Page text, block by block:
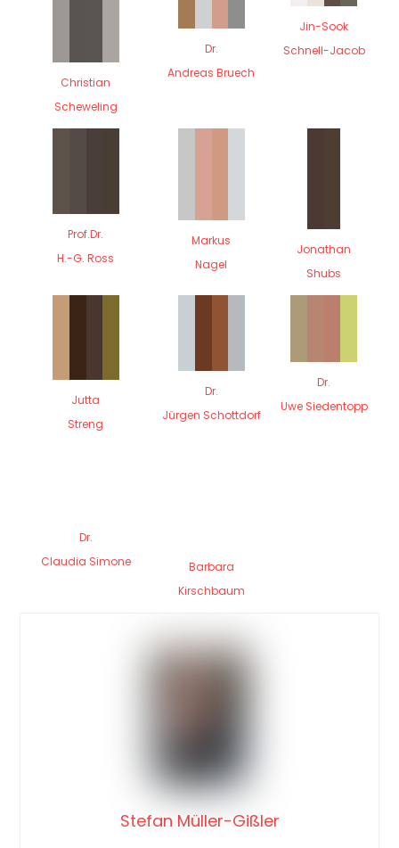
Christian
Scheweling
Dr.
Andreas Bruech
Jin-Sook
Schnell-Jacob
Prof.Dr.
H.-G. Ross
Markus
Nagel
Jonathan
Shubs
Jutta
Streng
Dr.
Jürgen Schottdorf
Dr.
Uwe Siedentopp
Dr.
Claudia Simone
Barbara
Kirschbaum
Stefan Müller-Gißler